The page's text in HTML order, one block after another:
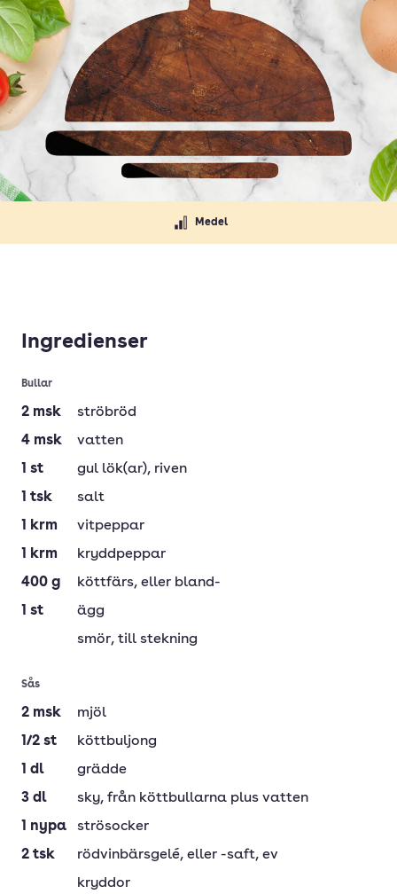
Medel
Ingredienser
Bullar
2 msk
ströbröd
4 msk
vatten
1 st gul lök(ar), riven
1 tsk
salt
1
krm
vitpeppar
1
krm
kryddpeppar
400 g köttfärs, eller bland-
1 st
ägg
smör, till stekning
Sås
2 msk
mjöl
1/2 st
köttbuljong
1 dl
grädde
3 dl sky, från köttbullarna plus vatten
1 nypa
strösocker
2 tsk rödvinbärsgelé, eller -saft, ev
kryddor